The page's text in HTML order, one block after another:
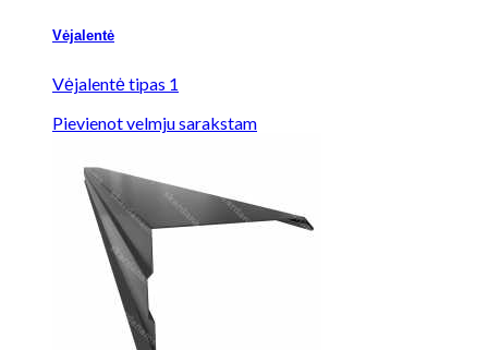
Vėjalentė
Vėjalentė tipas 1
Pievienot velmju sarakstam